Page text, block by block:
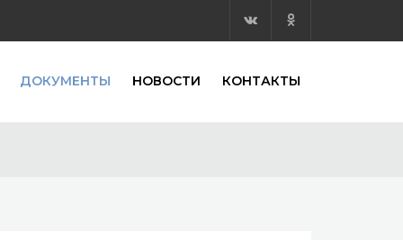
ДОКУМЕНТЫ НОВОСТИ КОНТАКТЫ